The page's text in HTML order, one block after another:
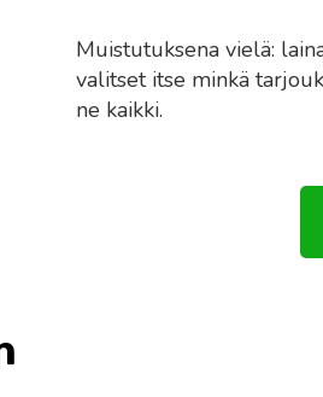
Muistutuksena vielä:
valitset itse minkä
ne kaikki.